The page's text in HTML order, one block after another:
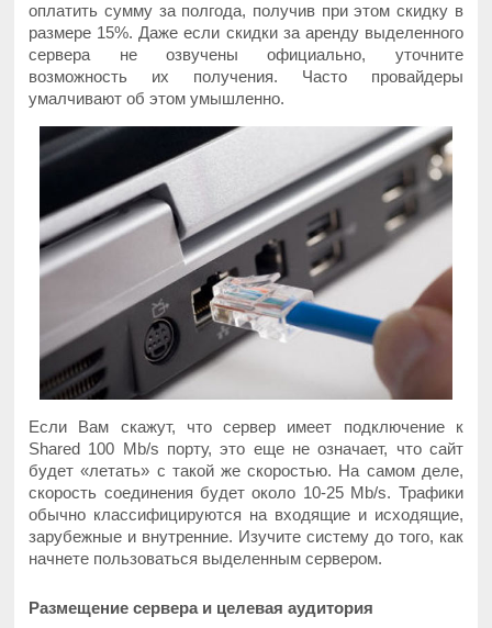
оплатить сумму за полгода, получив при этом скидку в
размере 15%. Даже если скидки за аренду выделенного
сервера не озвучены официально, уточните
возможность их получения. Часто провайдеры
умалчивают об этом умышленно.
Если Вам скажут, что сервер имеет подключение к
Shared 100 Mb/s порту, это еще не означает, что сайт
будет «летать» с такой же скоростью. На самом деле,
скорость соединения будет около 10-25 Mb/s. Трафики
обычно классифицируются на входящие и исходящие,
зарубежные и внутренние. Изучите систему до того, как
начнете пользоваться выделенным сервером.
Размещение сервера и целевая аудитория